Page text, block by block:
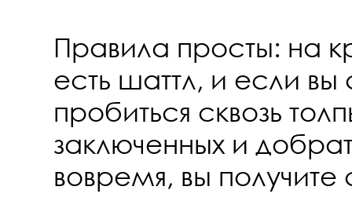
Правила просты: на
есть шаттл, и если
пробиться сквозь
заключенных и
вовремя, вы получите